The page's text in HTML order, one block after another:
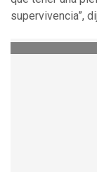
supervivencia”,